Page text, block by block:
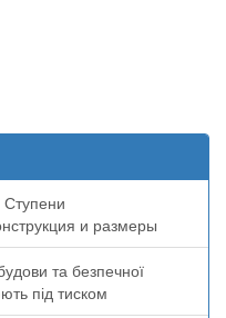
и размеры
та безпечної
під тиском